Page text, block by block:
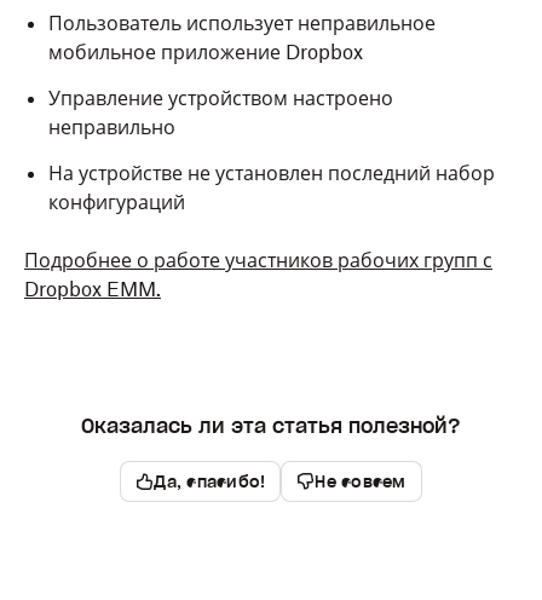
Пользователь использует неправильное
мобильное приложение Dropbox
Управление устройством настроено
неправильно
На устройстве не установлен последний набор
конфигураций
Подробнее о работе участников рабочих групп с
Dropbox EMM.
Оказалась ли эта статья полезной?
Да, спасибо! Не совсем